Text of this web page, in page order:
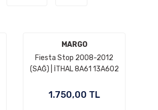
MARGO
Fiesta Stop 2008-2012
(SAĞ) | İTHAL 8A61 13A602
1.750,00 TL